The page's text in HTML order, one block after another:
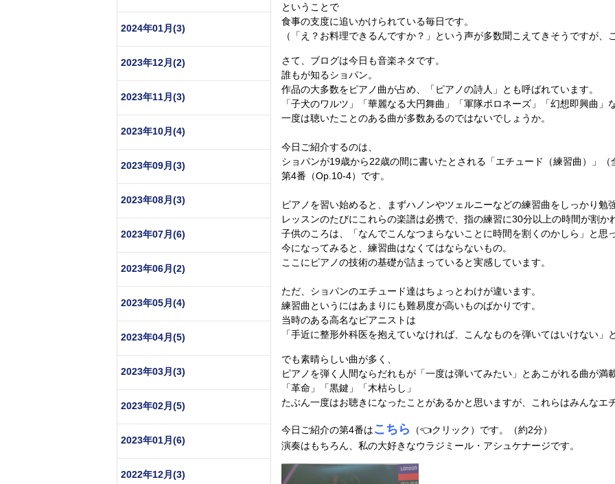
ということで
食事の支度に追いかけられている毎日です。
（「え？お料理できるんですか？」という声が多数聞こえてきそうですが、
さて、ブログは今日も音楽ネタです。
誰もが知るショパン。
作品の大多数をピアノ曲が占め、「ピアノの詩人」とも呼ばれています。
「子犬のワルツ」「華麗なる大円舞曲」「軍隊ポロネーズ」「幻想即興曲」
一度は聴いたことのある曲が多数あるのではないでしょうか。
今日ご紹介するのは、
ショパンが19歳から22歳の間に書いたとされる「エチュード（練習曲）」（
第4番（Op.10-4）です。
ピアノを習い始めると、まずハノンやツェルニーなどの練習曲をしっかり勉
レッスンのたびにこれらの楽譜は必携で、指の練習に30分以上の時間が割か
子供のころは、「なんでこんなつまらないことに時間を割くのかしら」と思
今になってみると、練習曲はなくてはならないもの。
ここにピアノの技術の基礎が詰まっていると実感しています。
ただ、ショパンのエチュード達はちょっとわけが違います。
練習曲というにはあまりにも難易度が高いものばかりです。
当時のある高名なピアニストは
「手近に整形外科医を抱えていなければ、こんなものを弾いてはいけない」
でも素晴らしい曲が多く、
ピアノを弾く人間ならだれもが「一度は弾いてみたい」とあこがれる曲が満
「革命」「黒鍵」「木枯らし」
たぶん一度はお聴きになったことがあるかと思いますが、これらはみんなエ
今日ご紹介の第4番はこちら （👈クリック）です。（約2分）
演奏はもちろん、私の大好きなウラジミール・アシュケナージです。
2024年01月(3)
2023年12月(2)
2023年11月(3)
2023年10月(4)
2023年09月(3)
2023年08月(3)
2023年07月(6)
2023年06月(2)
2023年05月(4)
2023年04月(5)
2023年03月(3)
2023年02月(5)
2023年01月(6)
2022年12月(3)